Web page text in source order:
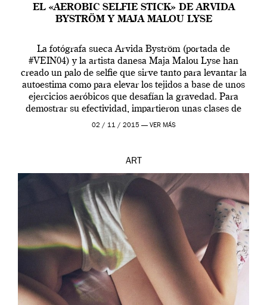
EL «AEROBIC SELFIE STICK» DE ARVIDA
BYSTRÖM Y MAJA MALOU LYSE
La fotógrafa sueca Arvida Byström (portada de
#VEIN04) y la artista danesa Maja Malou Lyse han
creado un palo de selfie que sirve tanto para levantar la
autoestima como para elevar los tejidos a base de unos
ejercicios aeróbicos que desafían la gravedad. Para
demostrar su efectividad, impartieron unas clases de
prueba en el Tate […]
02 / 11 / 2015 — VER MÁS
ART